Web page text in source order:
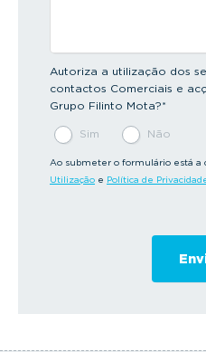
Autoriza a utilização dos
contactos Comerciais e
Grupo Filinto Mota?*
Sim Não
Ao submeter o formulário está a
Utilização e Política de